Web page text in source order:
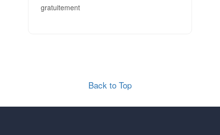
gratuitement
Back to Top